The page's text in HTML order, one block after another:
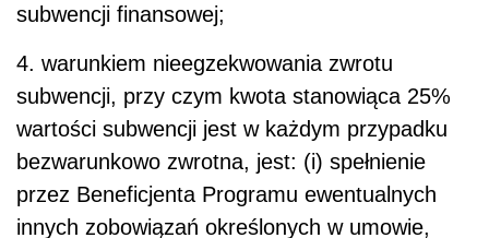
subwencji finansowej;
4. warunkiem nieegzekwowania zwrotu
subwencji, przy czym kwota stanowiąca 25%
wartości subwencji jest w każdym przypadku
bezwarunkowo zwrotna, jest: (i) spełnienie
przez Beneficjenta Programu ewentualnych
innych zobowiązań określonych w umowie,